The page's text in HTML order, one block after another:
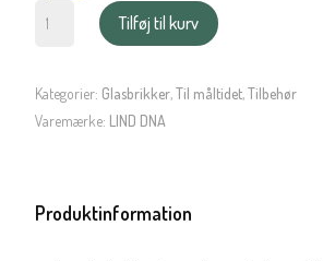
LIND
Soft
til
Abe
Tilføj til kurv
Kategorier: Glasbrikker,Til måltidet,Tilbehør
Varemærke: LIND DNA
Produktinformation